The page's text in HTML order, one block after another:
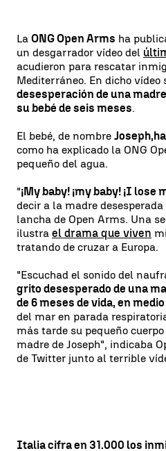
La ONG Open Arms ha
un desgarrador vídeo del
acudieron para rescatar
Mediterráneo. En dicho vídeo
desesperación de una
su bebé de seis meses.
El bebé, de nombre Joseph,
como ha explicado la ONG
pequeño del agua.
"¡My baby! ¡my baby! ¡I lose
decir a la madre
lancha de Open Arms. Una
ilustra el drama que viven
tratando de cruzar a Europa.
"Escuchad el sonido del
grito desesperado de una
de 6 meses de vida, en
del mar en parada
más tarde su pequeño
madre de Joseph", indicaba
de Twitter junto al terrible
Italia cifra en 31.000 los